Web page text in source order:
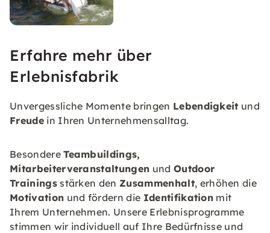
Erfahre mehr über
Erlebnisfabrik
Unvergessliche Momente bringen Lebendigkeit und
Freudein Ihren Unternehmensalltag.
BesondereTeambuildings,
Mitarbeiterveranstaltungen und Outdoor
Trainingsstärken den Zusammenhalt, erhöhen die
Motivation und fördern die Identifikation mit
Ihrem Unternehmen. Unsere Erlebnisprogramme
stimmen wir individuell auf Ihre Bedürfnisse und